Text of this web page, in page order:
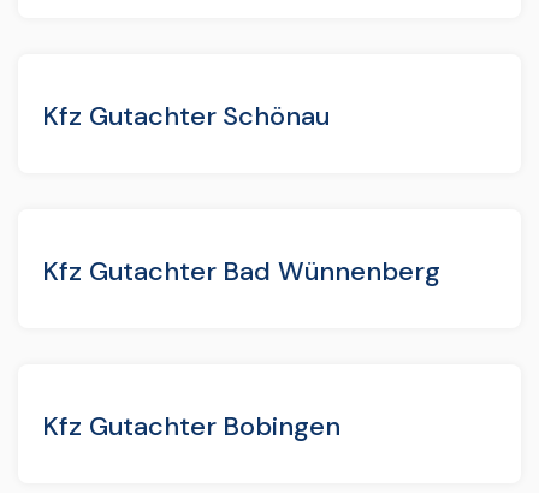
Kfz Gutachter Schönau
Kfz Gutachter Bad Wünnenberg
Kfz Gutachter Bobingen